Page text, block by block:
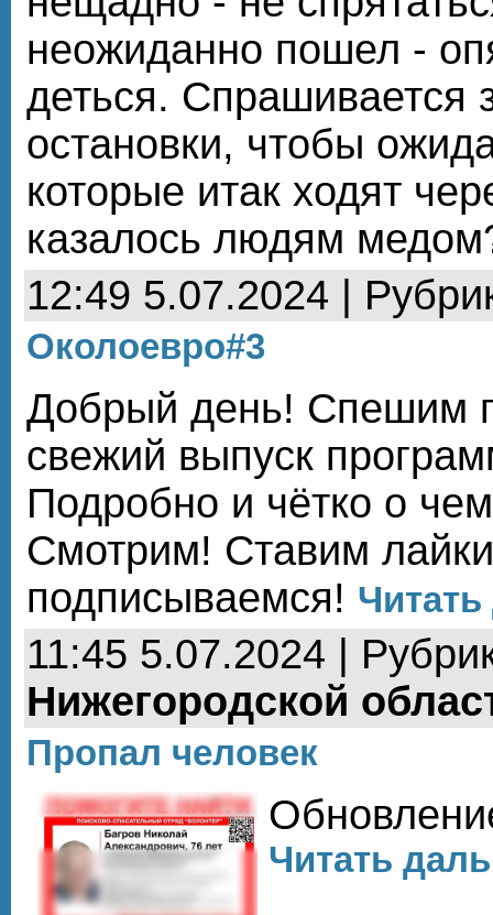
неожиданно пошел -
деться. Спрашивается
остановки, чтобы
которые итак ходят
казалось людям
12:49 5.07.2024 |
Околоевро#3
Добрый день! Спешим
свежий выпуск
Подробно и чётко о
Смотрим! Ставим
подписываемся!
11:45 5.07.2024 |
Нижегородской
Пропал человек
Читать